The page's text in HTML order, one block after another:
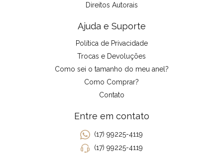
Direitos Autorais
Ajuda e Suporte
Política de Privacidade
Trocas e Devoluções
Como sei o tamanho do meu anel?
Como Comprar?
Contato
Entre em contato
(17) 99225-4119
(17) 99225-4119